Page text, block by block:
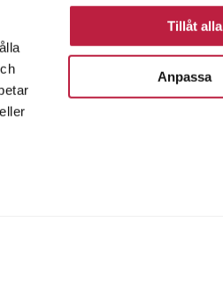
Tillåt alla
Anpassa
Kestävä kehitys